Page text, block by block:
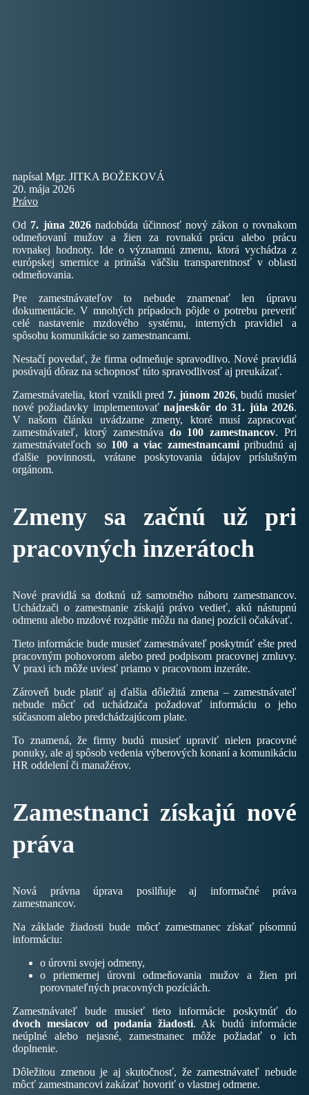
napísal Mgr. JITKA BOŽEKOVÁ
20. mája 2026
Právo
Od 7. júna 2026 nadobúda účinnosť nový zákon o rovnakom
odmeňovaní mužov a žien za rovnakú prácu alebo prácu
rovnakej hodnoty. Ide o významnú zmenu, ktorá vychádza z
európskej smernice a prináša väčšiu transparentnosť v oblasti
odmeňovania.
Pre zamestnávateľov to nebude znamenať len úpravu
dokumentácie. V mnohých prípadoch pôjde o potrebu preveriť
celé nastavenie mzdového systému, interných pravidiel a
spôsobu komunikácie so zamestnancami.
Nestačí povedať, že firma odmeňuje spravodlivo. Nové pravidlá
posúvajú dôraz na schopnosť túto spravodlivosť aj preukázať.
Zamestnávatelia, ktorí vznikli pred 7. júnom 2026, budú musieť
nové požiadavky implementovaťnajneskôr do 31. júla 2026.
V našom článku uvádzame zmeny, ktoré musí zapracovať
zamestnávateľ, ktorý zamestnáva do 100 zamestnancov. Pri
zamestnávateľoch so 100 a viac zamestnancamipribudnú aj
ďalšie povinnosti, vrátane poskytovania údajov príslušným
orgánom.
Zmeny sa začnú už pri
pracovných inzerátoch
Nové pravidlá sa dotknú už samotného náboru zamestnancov.
Uchádzači o zamestnanie získajú právo vedieť, akú nástupnú
odmenu alebo mzdové rozpätie môžu na danej pozícii očakávať.
Tieto informácie bude musieť zamestnávateľ poskytnúť ešte pred
pracovným pohovorom alebo pred podpisom pracovnej zmluvy.
V praxi ich môže uviesť priamo v pracovnom inzeráte.
Zároveň bude platiť aj ďalšia dôležitá zmena – zamestnávateľ
nebude môcť od uchádzača požadovať informáciu o jeho
súčasnom alebo predchádzajúcom plate.
To znamená, že firmy budú musieť upraviť nielen pracovné
ponuky, ale aj spôsob vedenia výberových konaní a komunikáciu
HR oddelení či manažérov.
Zamestnanci získajú nové
práva
Nová právna úprava posilňuje aj informačné práva
zamestnancov.
Na základe žiadosti bude môcť zamestnanec získať písomnú
informáciu:
o úrovni svojej odmeny,
o priemernej úrovni odmeňovania mužov a žien pri
porovnateľných pracovných pozíciách.
Zamestnávateľ bude musieť tieto informácie poskytnúť do
dvoch mesiacov od podania žiadosti. Ak budú informácie
neúplné alebo nejasné, zamestnanec môže požiadať o ich
doplnenie.
Dôležitou zmenou je aj skutočnosť, že zamestnávateľ nebude
môcť zamestnancovi zakázať hovoriť o vlastnej odmene.